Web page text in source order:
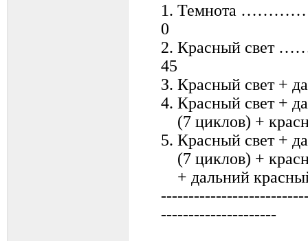
1. Темнота
0
2. Красный
45
З. Красный свет +
4. Красный свет +
(7 циклов) +
5. Красный свет +
(7 циклов) +
+ дальний
---------------------